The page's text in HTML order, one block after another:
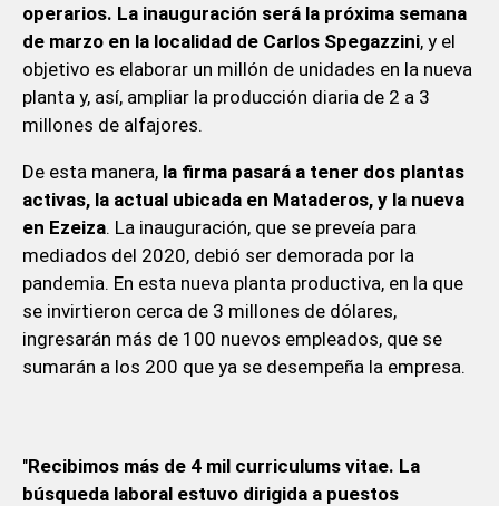
operarios. La inauguración será la próxima semana
de marzo en la localidad de Carlos Spegazzini, y el
objetivo es elaborar un millón de unidades en la nueva
planta y, así, ampliar la producción diaria de 2 a 3
millones de alfajores.
De esta manera, la firma pasará a tener dos plantas
activas, la actual ubicada en Mataderos, y la nueva
en Ezeiza. La inauguración, que se preveía para
mediados del 2020, debió ser demorada por la
pandemia. En esta nueva planta productiva, en la que
se invirtieron cerca de 3 millones de dólares,
ingresarán más de 100 nuevos empleados, que se
sumarán a los 200 que ya se desempeña la empresa.
"Recibimos más de 4 mil curriculums vitae. La
búsqueda laboral estuvo dirigida a puestos